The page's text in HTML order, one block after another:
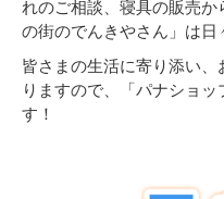
れのご相談、寝具の販売
の街のでんきやさん」は日
皆さまの生活に寄り添い
りますので、「パナショ
す！